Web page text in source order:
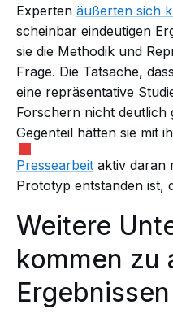
Experten äußerten sich
scheinbar eindeutigen
sie die Methodik und
Frage. Die Tatsache,
eine repräsentative
Forschern nicht deutlich
Gegenteil hätten sie mit
Pressearbeit aktiv daran
Prototyp entstanden ist,
Weitere
kommen zu
Ergebnissen